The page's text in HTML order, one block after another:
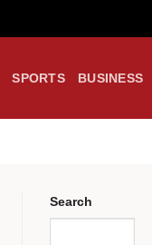
SPORTS BUSINESS
Search